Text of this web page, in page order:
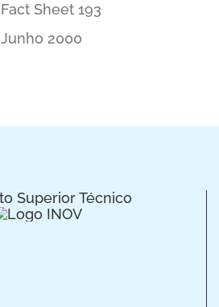
Fact Sheet 193
Junho 2000